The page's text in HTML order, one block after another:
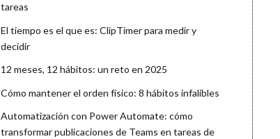
tareas
El tiempo es el que es: ClipTimer para medir y
decidir
12 meses, 12 hábitos: un reto en 2025
Cómo mantener el orden físico: 8 hábitos infalibles
Automatización con Power Automate: cómo
transformar publicaciones de Teams en tareas de